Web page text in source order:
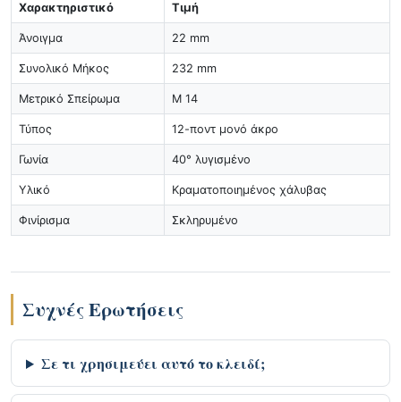
Χαρακτηριστικό Τιμή
Άνοιγμα 22 mm
Συνολικό Μήκος 232 mm
Μετρικό Σπείρωμα M 14
Τύπος 12-ποντ μονό άκρο
Γωνία 40° λυγισμένο
Υλικό Κραματοποιημένος χάλυβας
Φινίρισμα Σκληρυμένο
Συχνές Ερωτήσεις
Σε τι χρησιμεύει αυτό το κλειδί;